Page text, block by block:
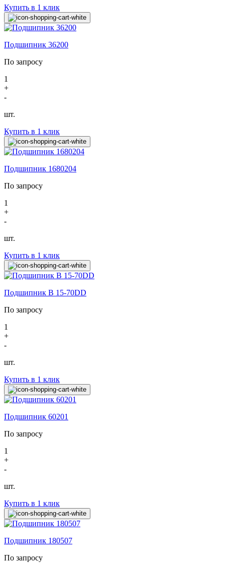
Купить в 1 клик
Подшипник 36200
По запросу
1
+
-
шт.
Купить в 1 клик
Подшипник 1680204
По запросу
1
+
-
шт.
Купить в 1 клик
Подшипник B 15-70DD
По запросу
1
+
-
шт.
Купить в 1 клик
Подшипник 60201
По запросу
1
+
-
шт.
Купить в 1 клик
Подшипник 180507
По запросу